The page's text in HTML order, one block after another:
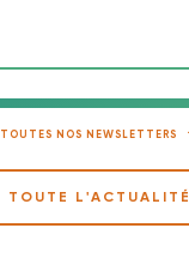
TOUTES NOS NEWSLETTERS
TOUTE L'ACTUALITÉ